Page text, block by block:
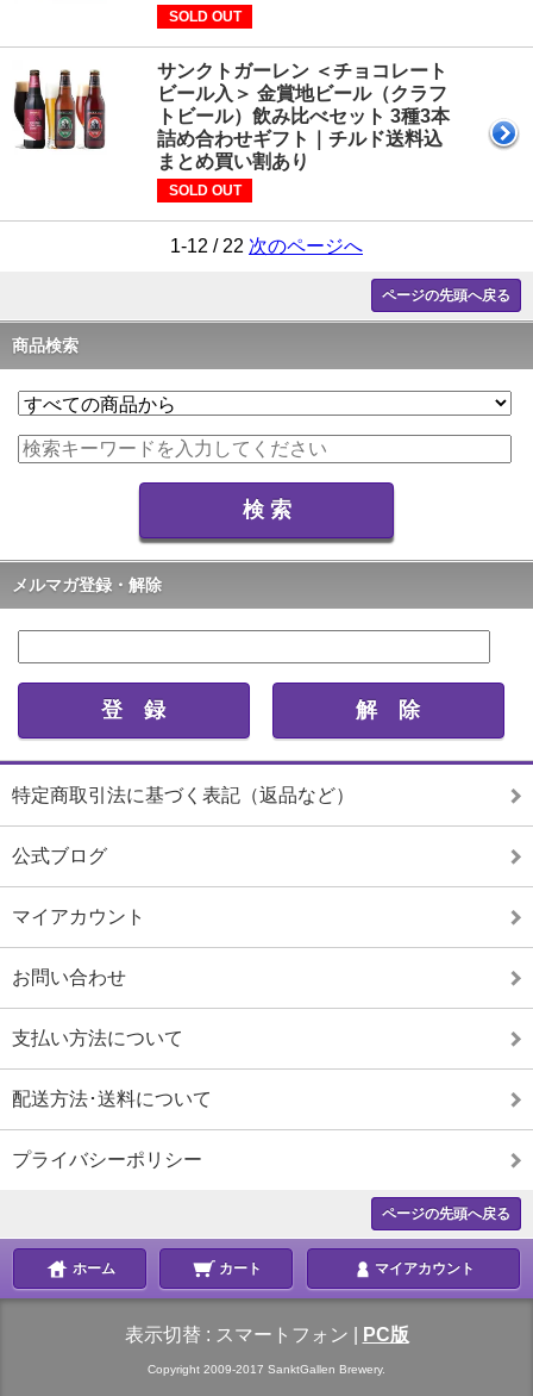
SOLD OUT
サンクトガーレン ＜チョコレート
ビール入＞ 金賞地ビール（クラフ
トビール）飲み比べセット 3種3本
詰め合わせギフト｜チルド送料込
まとめ買い割あり
SOLD OUT
1-12 / 22 次のページへ
ページの先頭へ戻る
商品検索
メルマガ登録・解除
特定商取引法に基づく表記（返品など）
公式ブログ
マイアカウント
お問い合わせ
支払い方法について
配送方法･送料について
プライバシーポリシー
ページの先頭へ戻る
ホーム カート マイアカウント
表示切替 : スマートフォン PC版
Copyright 2009-2017 SanktGallen Brewery.